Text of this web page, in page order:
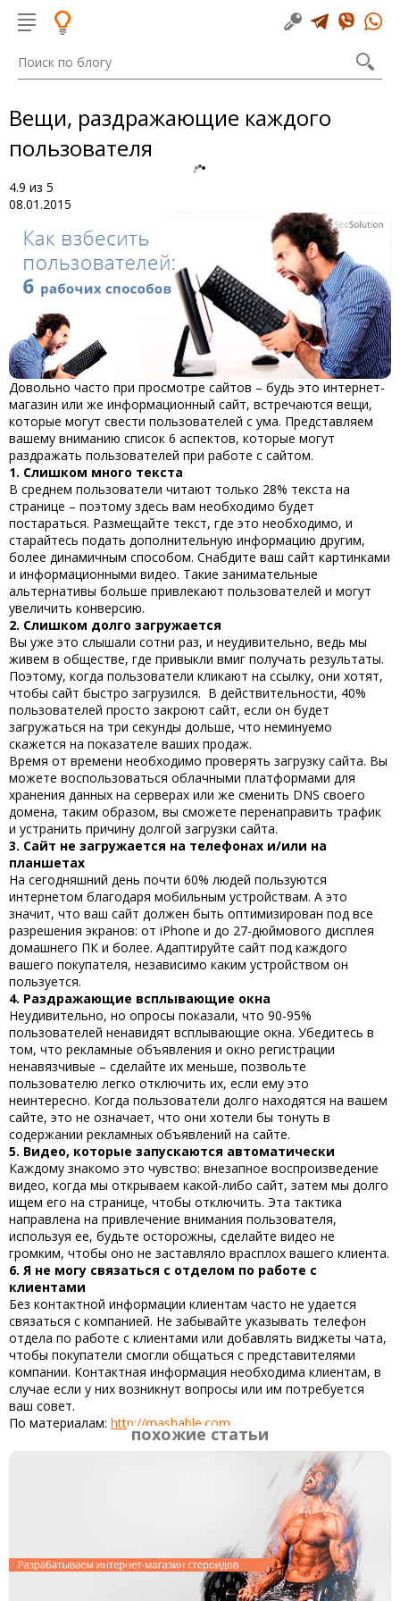
Вещи, раздражающие каждого
пользователя
4.9 из 5
08.01.2015
Довольно часто при просмотре сайтов – будь это интернет-
магазин или же информационный сайт, встречаются вещи,
которые могут свести пользователей с ума. Представляем
вашему вниманию список 6 аспектов, которые могут
раздражать пользователей при работе с сайтом.
1. Слишком много текста
В среднем пользователи читают только 28% текста на
странице – поэтому здесь вам необходимо будет
постараться. Размещайте текст, где это необходимо, и
старайтесь подать дополнительную информацию другим,
более динамичным способом. Снабдите ваш сайт картинками
и информационными видео. Такие занимательные
альтернативы больше привлекают пользователей и могут
увеличить конверсию.
2. Слишком долго загружается
Вы уже это слышали сотни раз, и неудивительно, ведь мы
живем в обществе, где привыкли вмиг получать результаты.
Поэтому, когда пользователи кликают на ссылку, они хотят,
чтобы сайт быстро загрузился. В действительности, 40%
пользователей просто закроют сайт, если он будет
загружаться на три секунды дольше, что неминуемо
скажется на показателе ваших продаж.
Время от времени необходимо проверять загрузку сайта. Вы
можете воспользоваться облачными платформами для
хранения данных на серверах или же сменить DNS своего
домена, таким образом, вы сможете перенаправить трафик
и устранить причину долгой загрузки сайта.
3. Сайт не загружается на телефонах и/или на
планшетах
На сегодняшний день почти 60% людей пользуются
интернетом благодаря мобильным устройствам. А это
значит, что ваш сайт должен быть оптимизирован под все
разрешения экранов: от iPhone и до 27-дюймового дисплея
домашнего ПК и более. Адаптируйте сайт под каждого
вашего покупателя, независимо каким устройством он
пользуется.
4. Раздражающие всплывающие окна
Неудивительно, но опросы показали, что 90-95%
пользователей ненавидят всплывающие окна. Убедитесь в
том, что рекламные объявления и окно регистрации
ненавязчивые – сделайте их меньше, позвольте
пользователю легко отключить их, если ему это
неинтересно. Когда пользователи долго находятся на вашем
сайте, это не означает, что они хотели бы тонуть в
содержании рекламных объявлений на сайте.
5. Видео, которые запускаются автоматически
Каждому знакомо это чувство: внезапное воспроизведение
видео, когда мы открываем какой-либо сайт, затем мы долго
ищем его на странице, чтобы отключить. Эта тактика
направлена на привлечение внимания пользователя,
используя ее, будьте осторожны, сделайте видео не
громким, чтобы оно не заставляло врасплох вашего клиента.
6. Я не могу связаться с отделом по работе с
клиентами
Без контактной информации клиентам часто не удается
связаться с компанией. Не забывайте указывать телефон
отдела по работе с клиентами или добавлять виджеты чата,
чтобы покупатели смогли общаться с представителями
компании. Контактная информация необходима клиентам, в
случае если у них возникнут вопросы или им потребуется
ваш совет.
По материалам: http://mashable.com
похожие статьи